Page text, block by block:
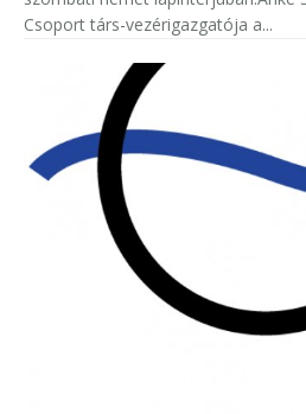
Csoport társ-vezérigazgatója a...